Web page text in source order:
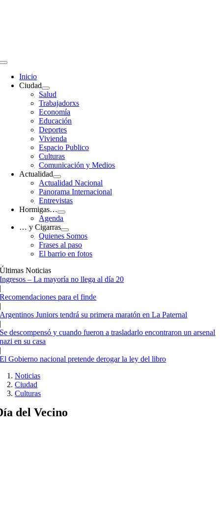
Toggle
Navigation
Inicio
Ciudad
Salud
Trabajadorxs
Economía
Educación
Deportes
Vivienda
Espacio Publico
Culturas
Comunicación y Medios
Actualidad
Actualidad Nacional
Panorama Internacional
Entrevistas
Hormigas…
Agenda
… y Cigarras
Quienes Somos
Frases al paso
El barrio en fotos
Últimas Noticias
Ingresos – La mayoría no llega al día 20
|
Recomendaciones para el finde
|
Argentinos Juniors tendrá su primera maratón en La Paternal
|
Se descompensó y cuando fueron a trasladarlo encontraron un arsenal
nazi en su casa
|
El Gobierno nacional pretende derogar la ley del libro
Noticias
Ciudad
Culturas
del Vecino